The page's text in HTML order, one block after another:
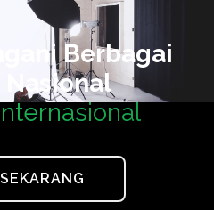
Berbagai
Nasional